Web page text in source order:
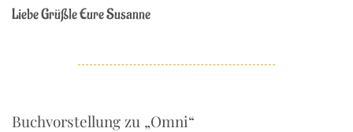
Liebe Grüßle Eure Susanne
Buchvorstellung zu „Omni“